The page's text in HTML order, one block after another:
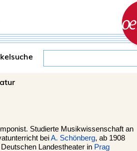
Studierte Musikwissenschaft an
beiA. Schönberg, ab 1908
Landestheater in Prag